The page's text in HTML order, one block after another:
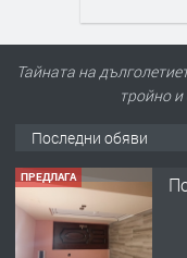
Тайната на
тройно
Последни обяви
ПРЕДЛАГА